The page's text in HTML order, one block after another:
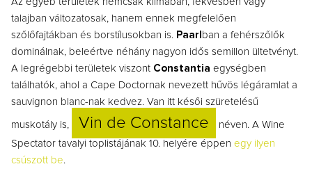
talajban változatosak, hanem ennek megfelelően
szőlőfajtákban és borstílusokban is. Paarl ban a fehérszőlők
dominálnak, beleértve néhány nagyon idős semillon ültetvényt.
A legrégebbi területek viszont Constantia egységben
találhatók, ahol a Cape Doctornak nevezett hűvös légáramlat a
sauvignon blanc-nak kedvez. Van itt késői szüretelésű
muskotály is, Vin de Constance
néven. A Wine
Spectator tavalyi toplistájának 10. helyére éppen egy ilyen
csúszott be.